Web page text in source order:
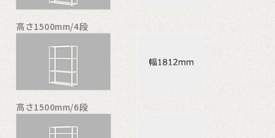
高さ1500mm/4段
高さ1500mm/6段